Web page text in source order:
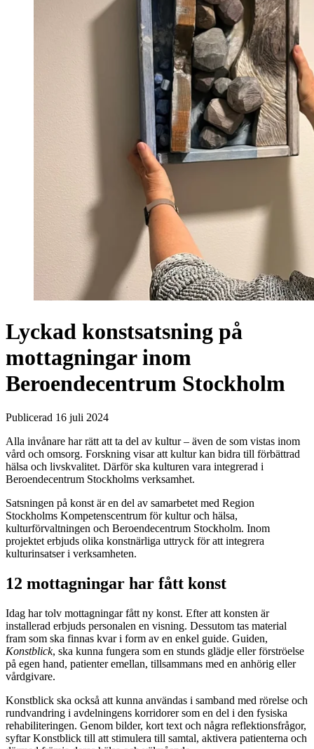
Lyckad konstsatsning på
mottagningar inom
Beroendecentrum Stockholm
Publicerad 16 juli 2024
Alla invånare har rätt att ta del av kultur – även de som vistas inom
vård och omsorg. Forskning visar att kultur kan bidra till förbättrad
hälsa och livskvalitet. Därför ska kulturen vara integrerad i
Beroendecentrum Stockholms verksamhet.
Satsningen på konst är en del av samarbetet med Region
Stockholms Kompetenscentrum för kultur och hälsa,
kulturförvaltningen och Beroendecentrum Stockholm. Inom
projektet erbjuds olika konstnärliga uttryck för att integrera
kulturinsatser i verksamheten.
12 mottagningar har fått konst
Idag har tolv mottagningar fått ny konst. Efter att konsten är
installerad erbjuds personalen en visning. Dessutom tas material
fram som ska finnas kvar i form av en enkel guide. Guiden,
Konstblick, ska kunna fungera som en stunds glädje eller förströelse
på egen hand, patienter emellan, tillsammans med en anhörig eller
vårdgivare.
Konstblick ska också att kunna användas i samband med rörelse och
rundvandring i avdelningens korridorer som en del i den fysiska
rehabiliteringen. Genom bilder, kort text och några reflektionsfrågor,
syftar Konstblick till att stimulera till samtal, aktivera patienterna och